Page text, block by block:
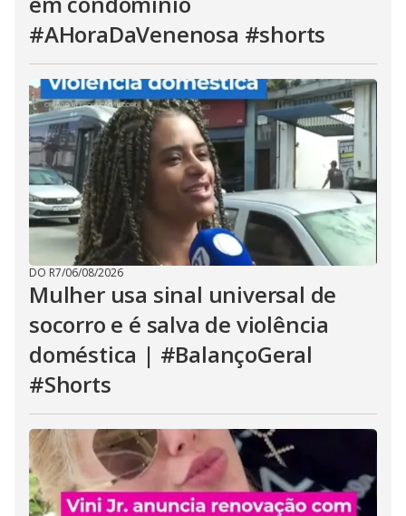
#AHoraDaVenenosa #shorts
DO R7/06/08/2026
Mulher usa sinal universal de
socorro e é salva de violência
doméstica | #BalançoGeral
#Shorts